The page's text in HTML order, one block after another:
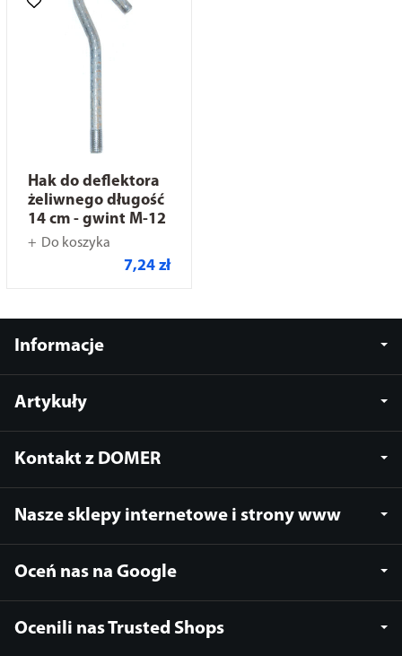
Hak do deflektora
żeliwnego długość
14 cm - gwint M-12
Do koszyka
7,24 zł
Informacje
Artykuły
Kontakt z DOMER
Nasze sklepy internetowe i strony www
Oceń nas na Google
Ocenili nas Trusted Shops